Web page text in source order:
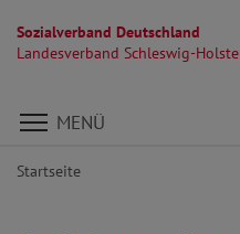
Sozialverband Deutschland
Landesverband Schleswig-
Direkt zu den Inhalten
MENÜ
Startseite